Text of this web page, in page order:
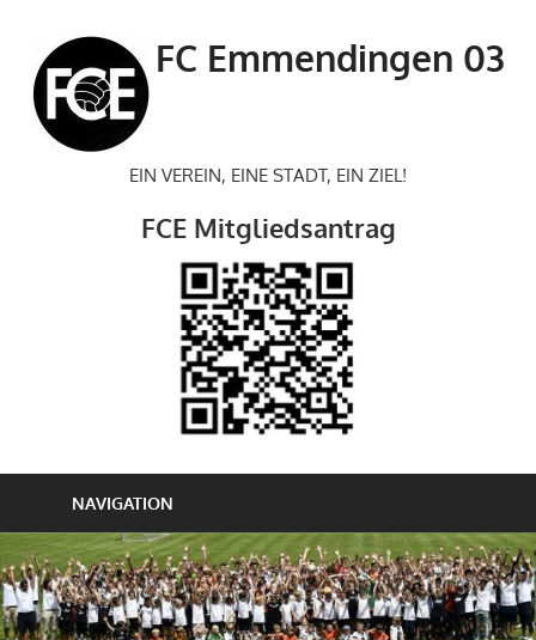
springen
FC Emmendingen 03
EIN VEREIN, EINE STADT, EIN ZIEL!
FCE Mitgliedsantrag
NAVIGATION